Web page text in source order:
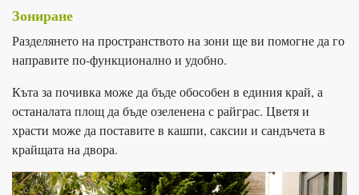
Зониране
Разделянето на пространството на зони ще ви помогне да го
направите по-функционално и удобно.
Къта за почивка може да бъде обособен в единия край, а
останалата площ да бъде озеленена с райграс. Цветя и
храсти може да поставите в кашпи, саксии и сандъчета в
крайщата на двора.